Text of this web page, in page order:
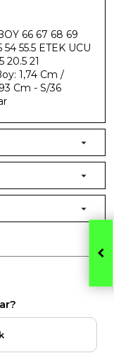
66 67 68 69
55.5 ETEK UCU
20.5 21
1,74 Cm /
Cm - S/36